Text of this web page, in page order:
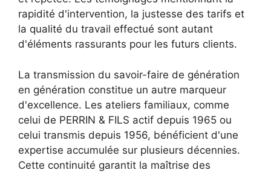
rapidité d'intervention, la justesse des tarifs et
la qualité du travail effectué sont autant
d'éléments rassurants pour les futurs clients.
La transmission du savoir-faire de génération
en génération constitue un autre marqueur
d'excellence. Les ateliers familiaux, comme
celui de PERRIN & FILS actif depuis 1965 ou
celui transmis depuis 1956, bénéficient d'une
expertise accumulée sur plusieurs décennies.
Cette continuité garantit la maîtrise des